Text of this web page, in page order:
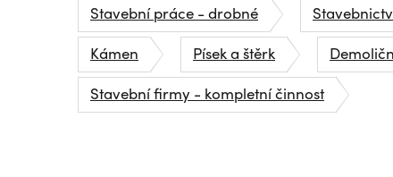
Stavební práce - drobné
Kámen
Písek a štěrk
Stavební firmy - kompletní činnost